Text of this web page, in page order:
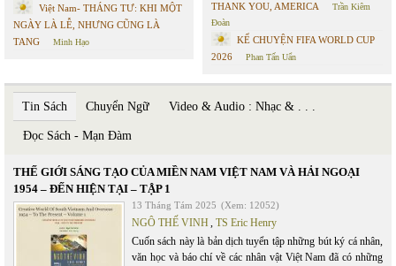
Việt Nam- THÁNG TƯ: KHI MỘT
NGÀY LÀ LỄ, NHƯNG CŨNG LÀ
TANG
Minh Hạo
THANK YOU, AMERICA
Trần Kiêm
Đoàn
KỂ CHUYỆN FIFA WORLD CUP
2026
Phan Tấn Uẩn
Tin Sách Chuyển Ngữ Video & Audio : Nhạc & . . .
Đọc Sách - Mạn Đàm
THẾ GIỚI SÁNG TẠO CỦA MIỀN NAM VIỆT NAM VÀ HẢI NGOẠI
1954 – ĐẾN HIỆN TẠI – TẬP 1
13 Tháng Tám 2025 (Xem: 12052)
NGÔ THẾ VINH, TS Eric Henry
Cuốn sách này là bản dịch tuyển tập những bút ký cá nhân,
văn học và báo chí về các nhân vật Việt Nam đã có những